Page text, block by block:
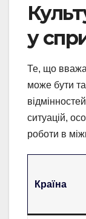
у
Те, що
може бути
ситуацій,
роботи в
Країна